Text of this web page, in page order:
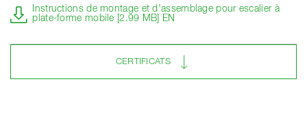
Instructions de montage et d'assemblage pour escalier à
plate-forme mobile [2.99 MB] EN
CERTIFICATS